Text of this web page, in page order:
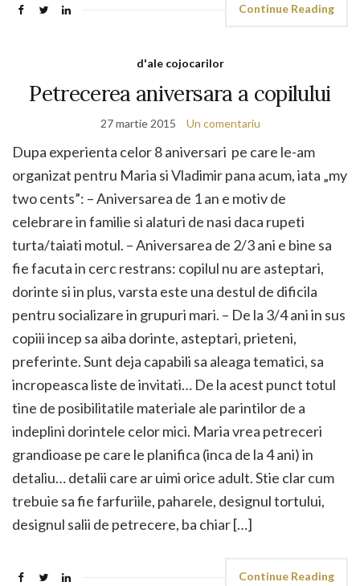
Continue Reading
d'ale cojocarilor
Petrecerea aniversara a copilului
27 martie 2015 Un comentariu
Dupa experienta celor 8 aniversari pe care le-am
organizat pentru Maria si Vladimir pana acum, iata „my
two cents”: – Aniversarea de 1 an e motiv de
celebrare in familie si alaturi de nasi daca rupeti
turta/taiati motul. – Aniversarea de 2/3 ani e bine sa
fie facuta in cerc restrans: copilul nu are asteptari,
dorinte si in plus, varsta este una destul de dificila
pentru socializare in grupuri mari. – De la 3/4 ani in sus
copiii incep sa aiba dorinte, asteptari, prieteni,
preferinte. Sunt deja capabili sa aleaga tematici, sa
incropeasca liste de invitati… De la acest punct totul
tine de posibilitatile materiale ale parintilor de a
indeplini dorintele celor mici. Maria vrea petreceri
grandioase pe care le planifica (inca de la 4 ani) in
detaliu… detalii care ar uimi orice adult. Stie clar cum
trebuie sa fie farfuriile, paharele, designul tortului,
designul salii de petrecere, ba chiar […]
Continue Reading